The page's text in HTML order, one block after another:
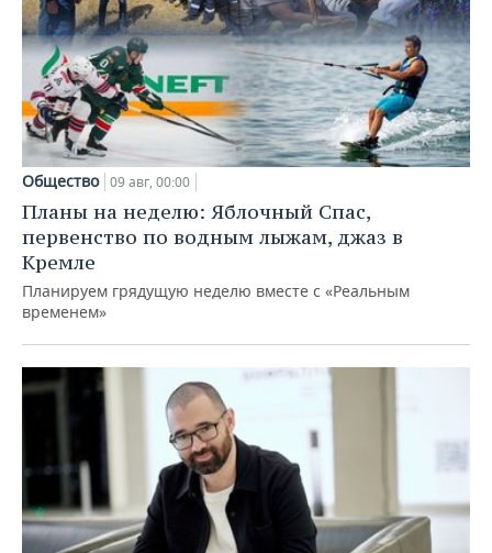
Общество 09 авг, 00:00
Планы на неделю: Яблочный Спас,
первенство по водным лыжам, джаз в
Кремле
Планируем грядущую неделю вместе с «Реальным
временем»